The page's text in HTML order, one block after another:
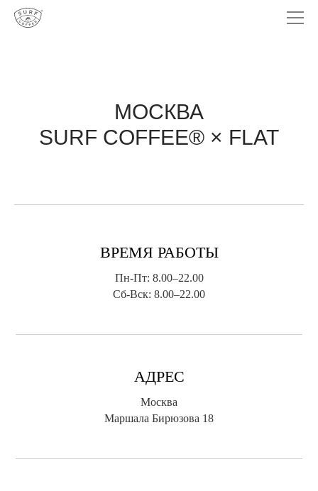
МОСКВА
SURF COFFEE® × FLAT
ВРЕМЯ РАБОТЫ
Пн-Пт: 8.00–22.00
Сб-Вск: 8.00–22.00
АДРЕС
Москва
Маршала Бирюзова 18